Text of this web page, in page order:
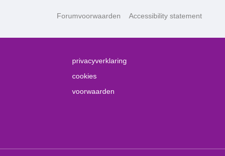
Forumvoorwaarden Accessibility statement
privacyverklaring
cookies
voorwaarden